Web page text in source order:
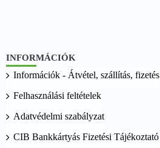
INFORMÁCIÓK
Információk - Átvétel, szállítás, fizetés
Felhasználási feltételek
Adatvédelmi szabályzat
CIB Bankkártyás Fizetési Tájékoztató